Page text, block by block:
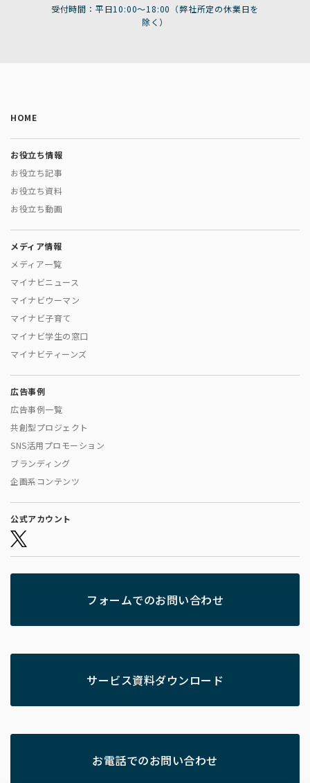
受付時間：平日10:00〜18:00（弊社所定の休業日を
除く）
HOME
お役立ち情報
お役立ち記事
お役立ち資料
お役立ち動画
メディア情報
メディア一覧
マイナビニュース
マイナビウーマン
マイナビ子育て
マイナビ学生の窓口
マイナビティーンズ
広告事例
広告事例一覧
共創型プロジェクト
SNS活用プロモーション
ブランディング
企画系コンテンツ
公式アカウント
フォームでのお問い合わせ
サービス資料ダウンロード
お電話でのお問い合わせ